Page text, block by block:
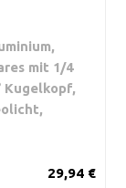
mit 1/4
Kugelkopf,
29,94 €